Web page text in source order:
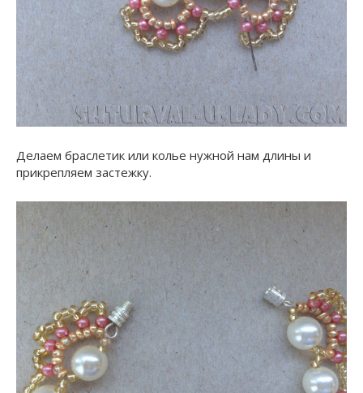
Делаем браслетик или колье нужной нам длины и
прикрепляем застежку.